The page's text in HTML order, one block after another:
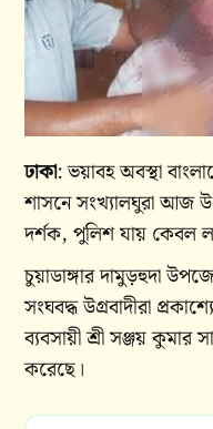
ঢাকা: ভয়াবহ অবস্থা
শাসনে সংখ্যালঘুরা আজ
দর্শক, পুলিশ যায় কেবল
চুয়াডাঙ্গার দামুড়হুদা
সংঘবদ্ধ উগ্রবাদীরা
ব্যবসায়ী শ্রী সঞ্জয়
করেছে।